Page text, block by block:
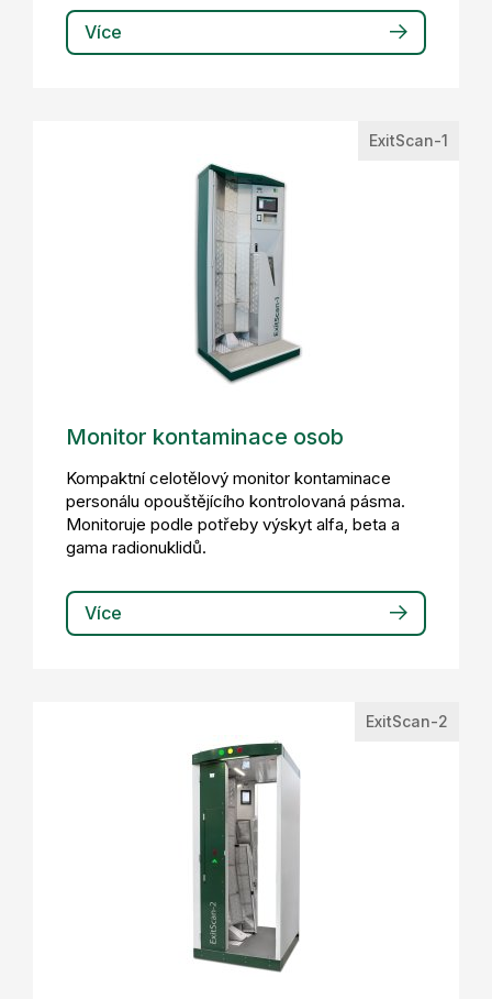
Více
ExitScan-1
Monitor kontaminace osob
Kompaktní celotělový monitor kontaminace
personálu opouštějícího kontrolovaná pásma.
Monitoruje podle potřeby výskyt alfa, beta a
gama radionuklidů.
Více
ExitScan-2